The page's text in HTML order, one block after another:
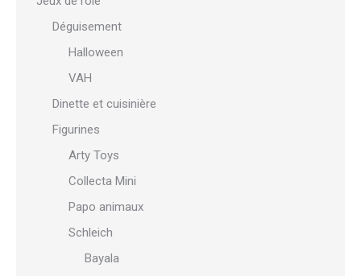
Déguisement
Halloween
VAH
Dinette et cuisinière
Figurines
Arty Toys
Collecta Mini
Papo animaux
Schleich
Bayala